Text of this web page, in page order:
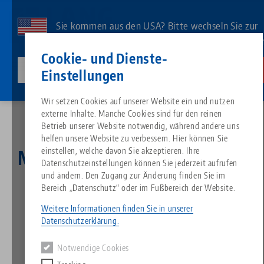
Cookie- und Dienste-
Einstellungen
Wir setzen Cookies auf unserer Website ein und nutzen
externe Inhalte. Manche Cookies sind für den reinen
Betrieb unserer Website notwendig, während andere uns
helfen unsere Website zu verbessern. Hier können Sie
einstellen, welche davon Sie akzeptieren. Ihre
Datenschutzeinstellungen können Sie jederzeit aufrufen
und ändern. Den Zugang zur Änderung finden Sie im
Bereich „Datenschutz“ oder im Fußbereich der Website.
Weitere Informationen finden Sie in unserer
Datenschutzerklärung.
Notwendige Cookies
Inhalt
Sie kommen aus den USA? Bitte wechseln Sie zur
US-Website, um landesspezifischen Inhalt zu
lang-technik-usa.com
Alles aus einer Hand
Nullpunktspanntechnik
Werkstückspanntechnik
Suche nach
Suche nach
Produktübersicht
Über LANG
Philosophie
Innovationen
Downloads
FAQ
Katalog anfordern
Blog
News
Messen
Passende Produkte
Es tut uns leid. Wir konnten keine Ergebnisse finden.
Zur Produktübersicht
Search
Downloads
Breadcrumb
Magnetische Konturbacken
mit dem Formschluss
24.09.2021 — Pressemeldung